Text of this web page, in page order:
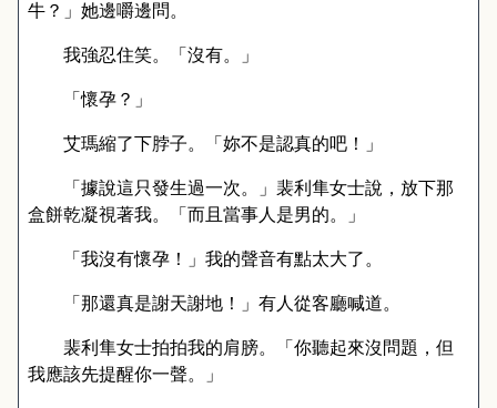
牛？」她邊嚼邊問。
我強忍住笑。「沒有。」
「懷孕？」
艾瑪縮了下脖子。「妳不是認真的吧！」
「據說這只發生過一次。」裴利隼女士說，放下那
盒餅乾凝視著我。「而且當事人是男的。」
「我沒有懷孕！」我的聲音有點太大了。
「那還真是謝天謝地！」有人從客廳喊道。
裴利隼女士拍拍我的肩膀。「你聽起來沒問題，但
我應該先提醒你一聲。」